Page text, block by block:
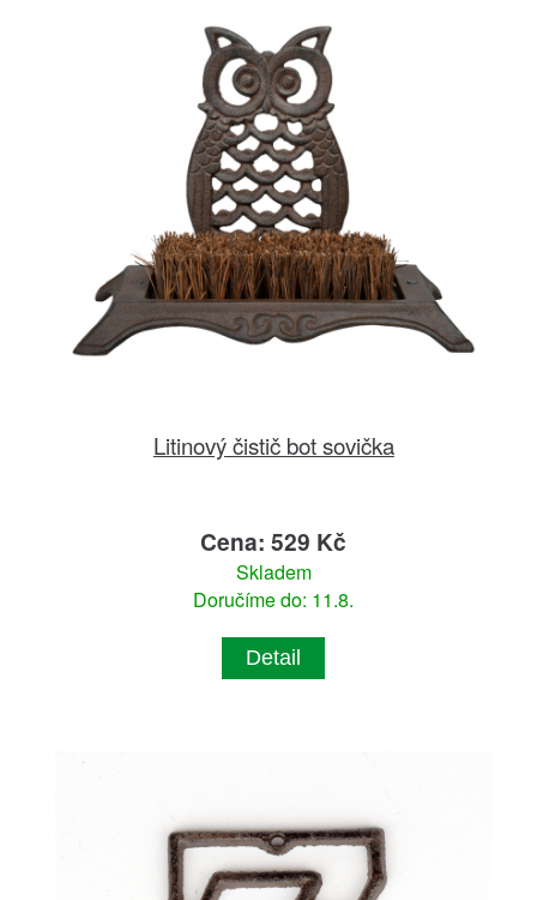
Litinový čistič bot sovička
Cena: 529 Kč
Skladem
Doručíme do: 11.8.
Detail